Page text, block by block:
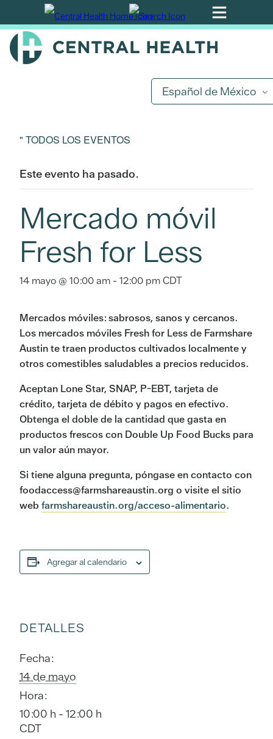
Ir
al
contenido
Español de México
" TODOS LOS EVENTOS
Este evento ha pasado.
Mercado móvil
Fresh for Less
14 mayo @ 10:00 am - 12:00 pmCDT
Mercados móviles: sabrosos, sanos y cercanos.
Los mercados móviles Fresh for Less de Farmshare
Austin te traen productos cultivados localmente y
otros comestibles saludables a precios reducidos.
Aceptan Lone Star, SNAP, P-EBT, tarjeta de
crédito, tarjeta de débito y pagos en efectivo.
Obtenga el doble de la cantidad que gasta en
productos frescos con Double Up Food Bucks para
un valor aún mayor.
Si tiene alguna pregunta, póngase en contacto con
foodaccess@farmshareaustin.org o visite el sitio
web farmshareaustin.org/acceso-alimentario.
Agregar al calendario
DETALLES
Fecha:
14 de mayo
Hora:
10:00 h - 12:00 h
CDT